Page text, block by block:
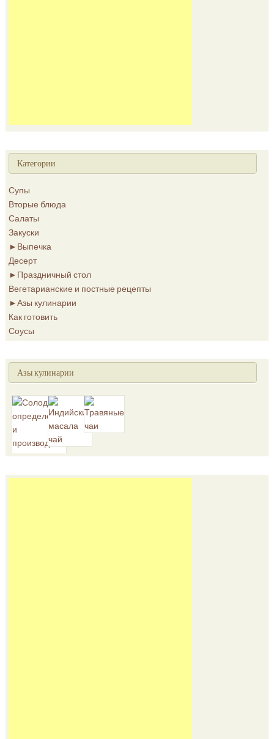
Категории
Супы
Вторые блюда
Салаты
Закуски
► Выпечка
Десерт
► Праздничный стол
Вегетарианские и постные рецепты
►Азы кулинарии
Как готовить
Соусы
Азы кулинарии